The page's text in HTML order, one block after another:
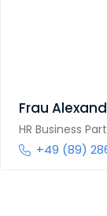
Frau
HR Business
+49 (89)